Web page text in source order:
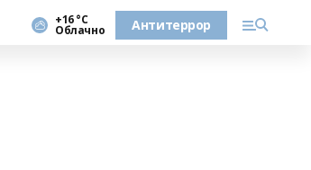
+16 °С
Облачно Антитеррор